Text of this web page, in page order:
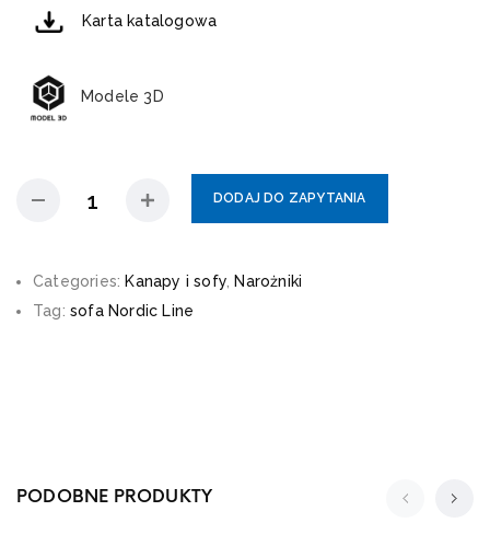
Karta katalogowa
Modele 3D
DODAJ DO ZAPYTANIA
Categories: Kanapy i sofy Narożniki
Tag: sofa Nordic Line
PODOBNE PRODUKTY